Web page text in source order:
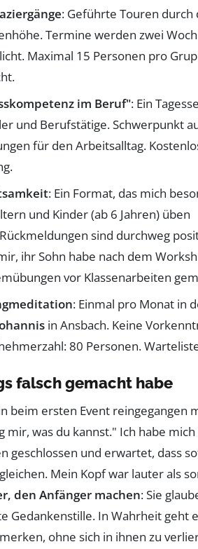
: Geführte Touren durch
Termine werden zwei
Maximal 15 Personen pro
im Beruf": Ein
und Berufstätige. Schwerpunkt
für den Arbeitsalltag.
: Ein Format, das mich
und Kinder (ab 6 Jahren) üben
sind durchweg
ihr Sohn habe nach dem
vor Klassenarbeiten
: Einmal pro Monat in
in Ansbach. Keine
80 Personen.
falsch gemacht habe
beim ersten Event reingegangen
mir, was du kannst." Ich habe mich
geschlossen und erwartet, dass
Mein Kopf war lauter als
den Anfänger machen: Sie
Gedankenstille. In Wahrheit geht
ohne sich in ihnen zu